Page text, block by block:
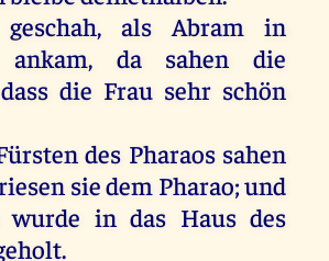
geschah,als Abram
in
da sahen
die
die Frau sehr schön
des Pharaos sahen
siedem Pharao;und
wurde in das Haus des
.